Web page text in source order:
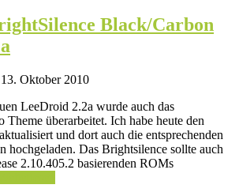
Black/Carbon
Oktober 2010
LeeDroid 2.2a wurde auch das
Theme überarbeitet. Ich habe heute den
und dort auch die entsprechenden
hochgeladen. Das Brightsilence sollte auch
2.10.405.2 basierenden ROMs